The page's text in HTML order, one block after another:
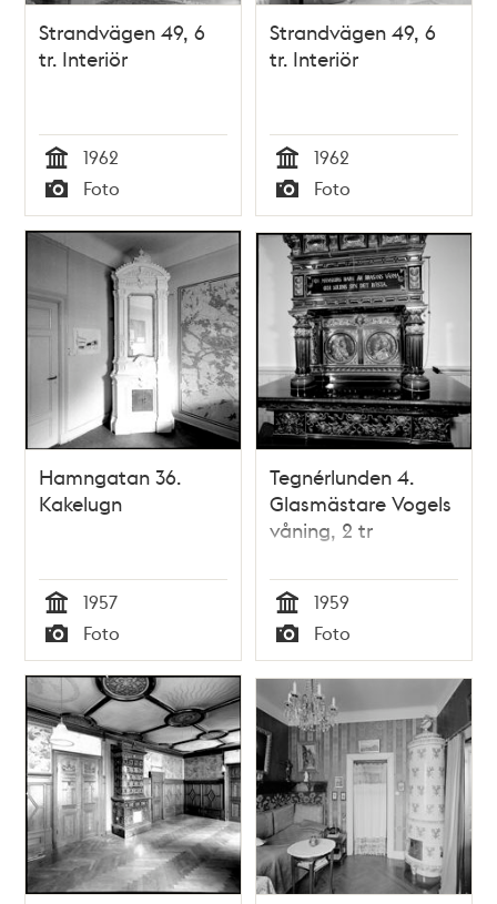
Strandvägen 49, 6
tr. Interiör
Tid
1962
Typ
Foto
Strandvägen 49, 6
tr. Interiör
Tid
1962
Typ
Foto
Hamngatan 36.
Kakelugn
Tid
1957
Typ
Foto
Tegnérlunden 4.
Glasmästare Vogels
våning, 2 tr
Tid
1959
Typ
Foto